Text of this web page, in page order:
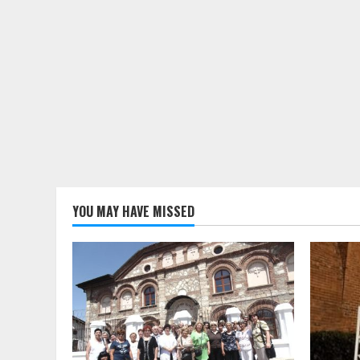
YOU MAY HAVE MISSED